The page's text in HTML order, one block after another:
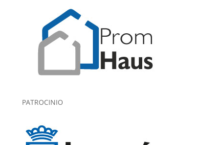
PATROCINIO